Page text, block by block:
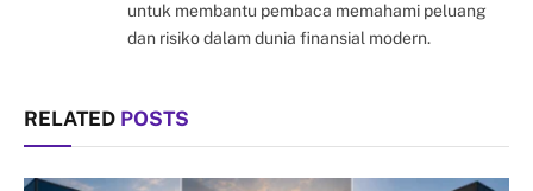
untuk membantu pembaca memahami peluang
dan risiko dalam dunia finansial modern.
RELATED POSTS